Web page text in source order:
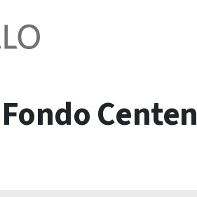
Fondo